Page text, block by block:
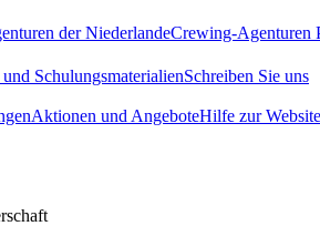
der NiederlandeCrewing-Agenturen
SchulungsmaterialienSchreiben Sie uns
Aktionen und AngeboteHilfe zur Website